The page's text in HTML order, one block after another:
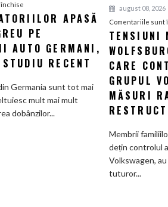
Povara
datoriilor
apasă
mai
furnizorii
APASĂ
PE
AUTO GERMANI,
RECENT
Germania sunt tot mai
mult mai mult
dobânzilor...
august 08, 2026
Comentariile sunt
TENSIUNI
CARE
GRUPUL
MĂSURI
Membrii
dețin controlul
Volkswagen,
tuturor...